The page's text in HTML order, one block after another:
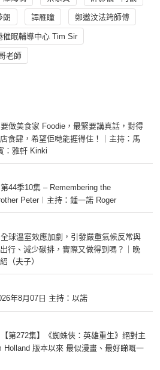
朗 譚雁瞳 鄭遨汶法筠師傅
催眠輔導中心 Tim Sir
老師
要做美食家 Foodie，最緊要講真話，對得
食肆，希望佢哋能捱得住！｜主持：馬
：雅軒 Kinki
44季10集 – Remembering the
Peter︱主持：鍾一諾 Roger
全球溫室效應加劇，引發嚴重氣候反常與
行、減少碳排，實際又做得到嗎？｜晚
（夫子）
年8月07日 主持：以諾
【第272集】《蜘蛛俠：英雄重生》絕對主
Holland 版本以來 最似漫畫、最好睇嘅一